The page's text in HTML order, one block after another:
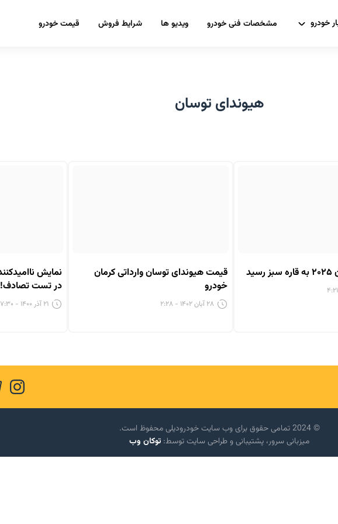
خودرو مشخصات فنی خودرو ویدیو ها شرایط فروش قیمت خودرو
هیوندای توسان
قیمت هیوندای توسان وارداتی کرمان
خودرو
۲۸ آبان ۱۴۰۲ - ۲:۲۸
در تست تصادف!
۲۱ آذر ۱۴۰۰ - ۷:۳۰
© 2024 تمامی حقوق برای وب سایت خودرودیلی محفوظ است.
میزبانی سرور، پشتیبانی و طراحی سایت توسط: توکان وب